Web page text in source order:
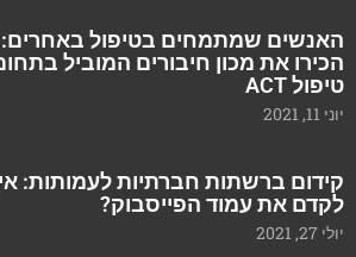
האנשים שמתמחים בטיפול באחרים:
הכירו את מכון חיבורים המוביל
טיפול ACT
יוני 11, 2021
קידום ברשתות חברתיות לעמותות:
לקדם את עמוד הפייסבוק?
יולי 27, 2021